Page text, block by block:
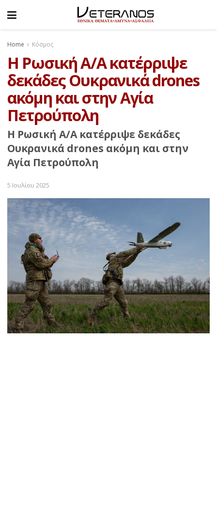
Home Κόσμος
Η Ρωσική Α/Α κατέρριψε
δεκάδες Ουκρανικά drones
ακόμη και στην Αγία
Πετρούπολη
Η Ρωσική Α/Α κατέρριψε δεκάδες
Ουκρανικά drones ακόμη και στην
Αγία Πετρούπολη
5 Ιουλίου 2025